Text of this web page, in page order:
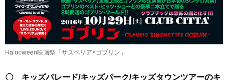
Halooween映画祭「サスペリア×ゴブリン」
〇 キッズパレード/キッズパーク/キッズタウンツアーのキ